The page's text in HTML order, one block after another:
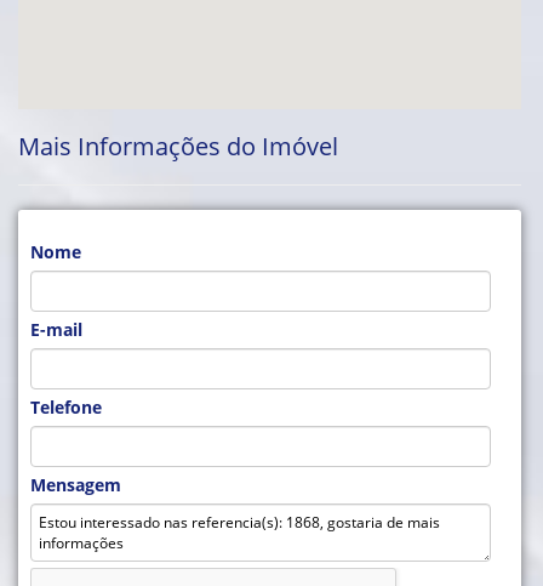
Mais Informações do Imóvel
Nome
E-mail
Telefone
Mensagem